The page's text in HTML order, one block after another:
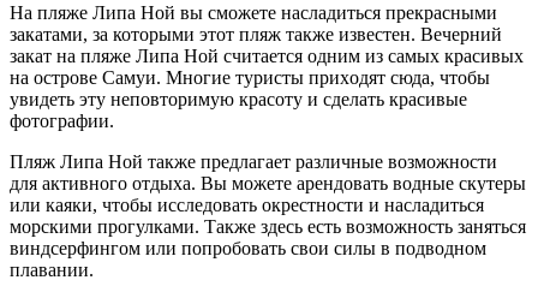
На пляже Липа Ной вы сможете насладиться прекрасными
закатами, за которыми этот пляж такжe известен. Вечерний
закат на пляже Липа Ной считается одним из самых красивых
на острове Самуи.​ Многие туристы прихoдят сюда, чтобы
увидеть эту неповторимую красоту и сделать красивые
фотографии.​
Пляж Липа Ной также предлагает различные возможности
для активного отдыха.​ Вы можете арендовать водные скутеры
или каяки, чтобы исследовать окрестности и насладиться
морскими прогулками. Также здесь есть возможность заняться
виндсерфингом или попробовать свои силы в подводном
плавании.​